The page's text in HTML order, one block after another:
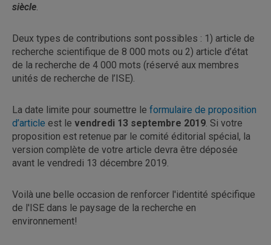
siècle.
Deux types de contributions sont possibles : 1) article de
recherche scientifique de 8 000 mots ou 2) article d’état
de la recherche de 4 000 mots (réservé aux membres
unités de recherche de l’ISE).
La date limite pour soumettre le formulaire de proposition
d’article est le vendredi 13 septembre 2019. Si votre
proposition est retenue par le comité éditorial spécial, la
version complète de votre article devra être déposée
avant le vendredi 13 décembre 2019.
Voilà une belle occasion de renforcer l'identité spécifique
de l'ISE dans le paysage de la recherche en
environnement!